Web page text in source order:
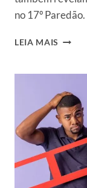
no 17º
LEIA MAIS
UOL
DA
COMO
ESTÁ
A